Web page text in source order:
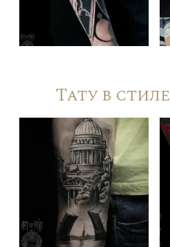
Тату в стиле